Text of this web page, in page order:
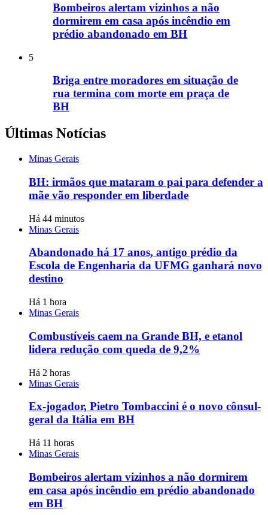
Bombeiros alertam vizinhos a não
dormirem em casa após incêndio em
prédio abandonado em BH
5
Briga entre moradores em situação de
rua termina com morte em praça de
BH
Últimas Notícias
Minas Gerais
BH: irmãos que mataram o pai para defender a
mãe vão responder em liberdade
Há 44 minutos
Minas Gerais
Abandonado há 17 anos, antigo prédio da
Escola de Engenharia da UFMG ganhará novo
destino
Há 1 hora
Minas Gerais
Combustíveis caem na Grande BH, e etanol
lidera redução com queda de 9,2%
Há 2 horas
Minas Gerais
Ex-jogador, Pietro Tombaccini é o novo cônsul-
geral da Itália em BH
Há 11 horas
Minas Gerais
Bombeiros alertam vizinhos a não dormirem
em casa após incêndio em prédio abandonado
em BH